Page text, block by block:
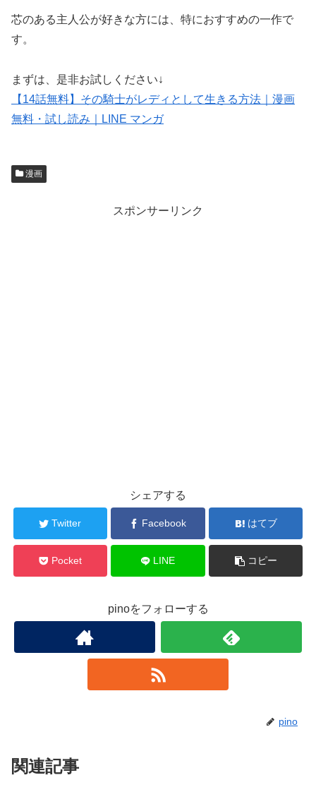
芯のある主人公が好きな方には、特におすすめの一作で
す。
まずは、是非お試しください↓
【14話無料】その騎士がレディとして生きる方法｜漫画
無料・試し読み｜LINE マンガ
漫画
スポンサーリンク
シェアする
Twitter Facebook はてブ
Pocket LINE コピー
pinoをフォローする
pino
関連記事